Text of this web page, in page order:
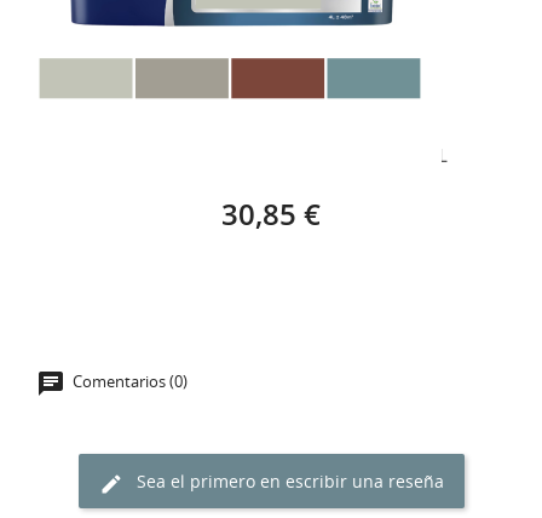
BRUGUER ELEGANCE, POP MODERNO – 4 L
30,85 €
Comentarios (0)
Sea el primero en escribir una reseña